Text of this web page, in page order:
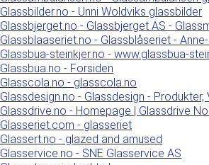
- Unni Woldviks glassbilder
- Glassbjerget AS -
- Glassblåseriet -
steinkjer.no - www.glassbua-
- Forsiden
- glasscola.no
- Glassdesign -
- Homepage | Glassdrive
- glasseriet
- glazed and amused
- SNE Glasservice AS